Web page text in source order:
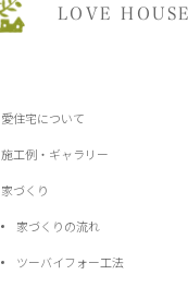
LOVE
愛住宅について
施工例・ギャラリー
家づくり
家づくりの流れ
ツーバイフォー工法